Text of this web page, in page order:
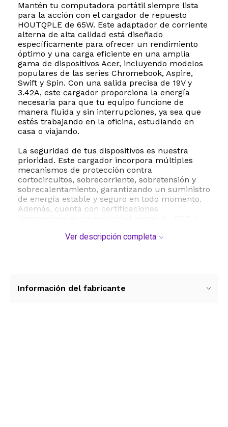
Mantén tu computadora portátil siempre lista
para la acción con el cargador de repuesto
HOUTQPLE de 65W. Este adaptador de corriente
alterna de alta calidad está diseñado
específicamente para ofrecer un rendimiento
óptimo y una carga eficiente en una amplia
gama de dispositivos Acer, incluyendo modelos
populares de las series Chromebook, Aspire,
Swift y Spin. Con una salida precisa de 19V y
3.42A, este cargador proporciona la energía
necesaria para que tu equipo funcione de
manera fluida y sin interrupciones, ya sea que
estés trabajando en la oficina, estudiando en
casa o viajando.
La seguridad de tus dispositivos es nuestra
prioridad. Este cargador incorpora múltiples
mecanismos de protección contra
cortocircuitos, sobrecorriente, sobretensión y
sobrecalentamiento, garantizando un suministro
de energía estable y seguro en todo momento.
Además, cuenta con certificaciones
durabilidad a largo plazo. Su diseño compacto y
- Marca: HOUTQPLE
Ver descripción completa
Información del fabricante